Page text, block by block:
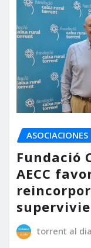
ASOCIACIONES
Fundació
AECC
torrent al dia